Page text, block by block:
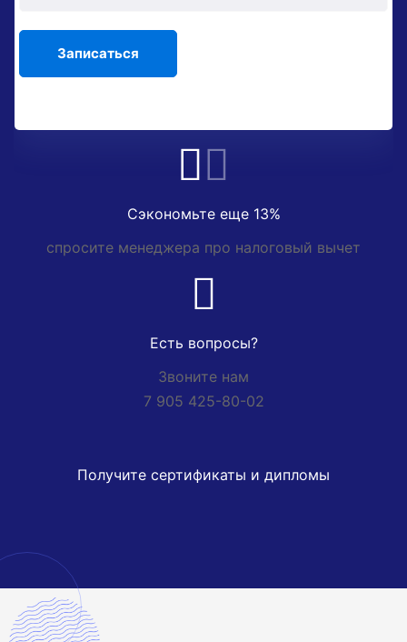
Сэкономьте еще 13%
спросите менеджера про налоговый вычет
Есть вопросы?
Звоните нам
7 905 425-80-02
Получите сертификаты и дипломы